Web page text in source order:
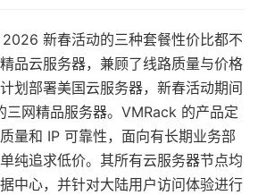
新春活动的三种套餐性价比都不
品云服务器，兼顾了线路质量与价格
划部署美国云服务器，新春活动期间
三网精品服务器。VMRack 的产品定
量和 IP 可靠性，面向有长期业务部
纯追求低价。其所有云服务器节点均
中心，并针对大陆用户访问体验进行